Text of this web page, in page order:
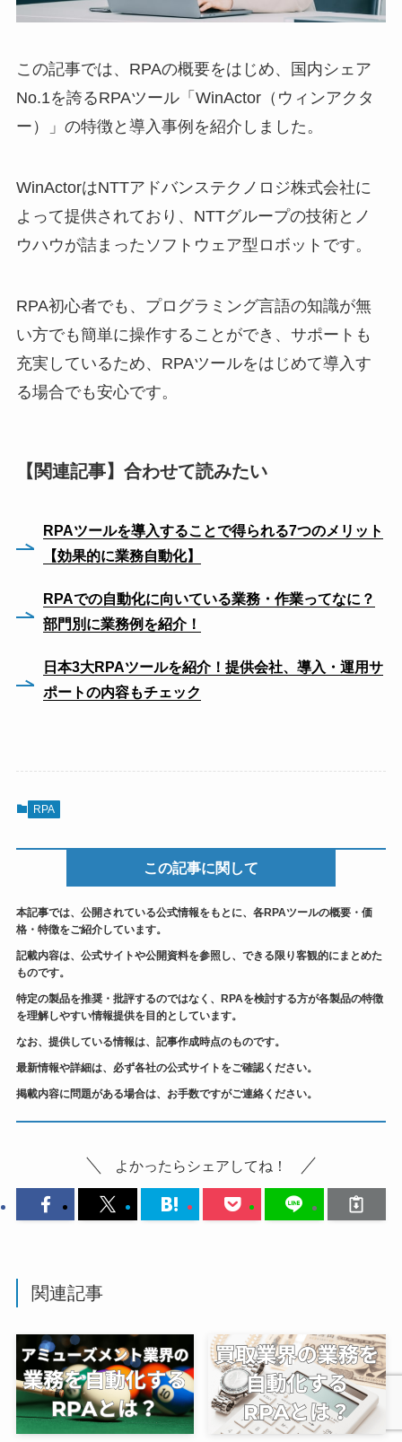
この記事では、RPAの概要をはじめ、国内シェア
No.1を誇るRPAツール「WinActor（ウィンアクタ
ー）」の特徴と導入事例を紹介しました。
WinActorはNTTアドバンステクノロジ株式会社に
よって提供されており、NTTグループの技術とノ
ウハウが詰まったソフトウェア型ロボットです。
RPA初心者でも、プログラミング言語の知識が無
い方でも簡単に操作することができ、サポートも
充実しているため、RPAツールをはじめて導入す
る場合でも安心です。
【関連記事】合わせて読みたい
RPAツールを導入することで得られる7つのメリット
【効果的に業務自動化】
RPAでの自動化に向いている業務・作業ってなに？
部門別に業務例を紹介！
日本3大RPAツールを紹介！提供会社、導入・運用サ
ポートの内容もチェック
RPA
この記事に関して
本記事では、公開されている公式情報をもとに、各RPAツールの概要・価
格・特徴をご紹介しています。
記載内容は、公式サイトや公開資料を参照し、できる限り客観的にまとめた
ものです。
特定の製品を推奨・批評するのではなく、RPAを検討する方が各製品の特徴
を理解しやすい情報提供を目的としています。
なお、提供している情報は、記事作成時点のものです。
最新情報や詳細は、必ず各社の公式サイトをご確認ください。
掲載内容に問題がある場合は、お手数ですがご連絡ください。
よかったらシェアしてね！
関連記事